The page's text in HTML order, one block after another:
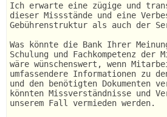
Ich erwarte eine zügige und
dieser Missstände und eine
Gebührenstruktur als auch der
Was könnte die Bank Ihrer
Schulung und Fachkompetenz
wäre wünschenswert, wenn
umfassendere Informationen zu
und den benötigten Dokumenten
könnten Missverständnisse und
unserem Fall vermieden werden.